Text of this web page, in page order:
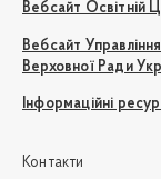
Вебсайт Освітній
Вебсайт
Верховної Ради
Інформаційні
Контакти